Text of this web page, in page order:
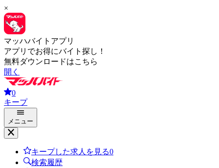
×
マッハバイトアプリ
アプリでお得にバイト探し！
無料ダウンロードはこちら
開く
0
キープ
メニュー
キープした求人を見る0
検索履歴